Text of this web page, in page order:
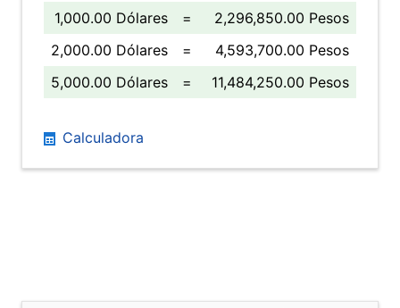
1,000.00 Dólares
=
2,296,850.00 Pesos
2,000.00 Dólares
=
4,593,700.00 Pesos
5,000.00 Dólares
= 11,484,250.00 Pesos
Calculadora